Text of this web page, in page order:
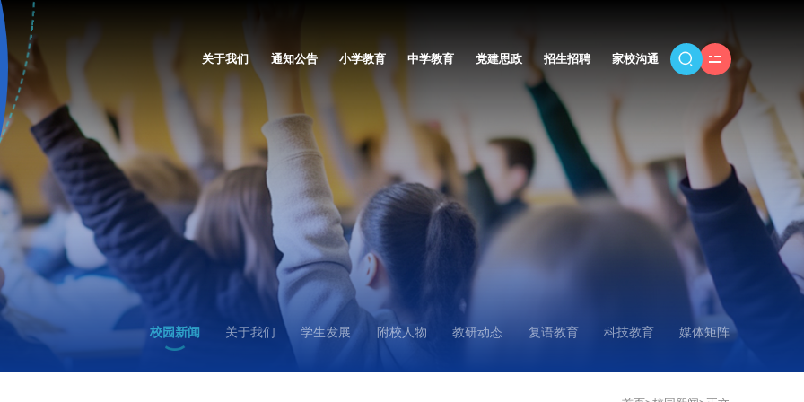
关于我们 通知公告 小学教育 中学教育 党建思政 招生招聘 家校沟通
校园新闻 关于我们 学生发展 附校人物 教研动态 复语教育 科技教育 媒体矩阵